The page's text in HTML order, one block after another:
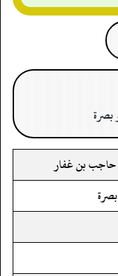
بصرة
بن غفار